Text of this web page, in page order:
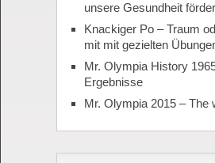
unsere Gesundheit
Knackiger Po – Traum
mit mit gezielten
Mr. Olympia History
Ergebnisse
Mr. Olympia 2015 – The